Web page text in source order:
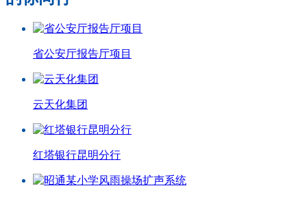
省公安厅报告厅项目
云天化集团
红塔银行昆明分行